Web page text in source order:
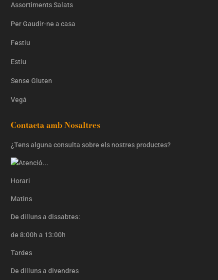
Assortiments Salats
Per Gaudir-ne a casa
Festiu
Estiu
Sense Gluten
Vegá
Contacta amb Nosaltres
¿Tens alguna consulta sobre els nostres productes?
Horari
Matins
De dilluns a dissabtes:
de 8:00h a 13:00h
Tardes
De dilluns a divendres